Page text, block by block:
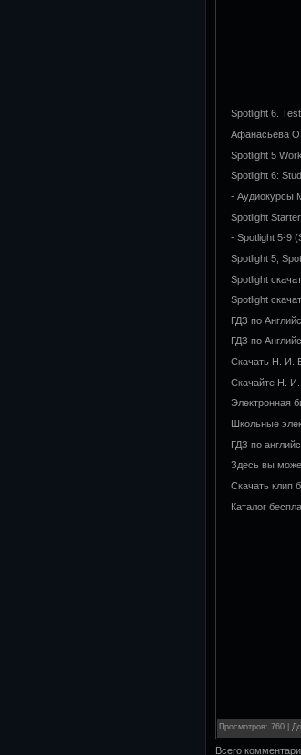
Spotlight 6.
Афанасьева
Spotlight 5
Spotlight 6:
- Аудиокурсы
Spotlight
- Spotlight 5-9
Spotlight 5,
Spotlight
Spotlight
ГДЗ по
ГДЗ по
Скачать Н. И.
Скачайте Н. И.
Электронная
Школьные
ГДЗ по
Здесь вы
Cкачать клип
Каталог
Просмотров: 760
Всего